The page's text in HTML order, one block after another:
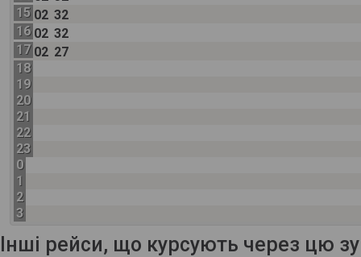
15 02 32
16 02 32
17 02 27
18
19
20
21
22
23
0
1
2
3
Інші рейси, що курсують через цю